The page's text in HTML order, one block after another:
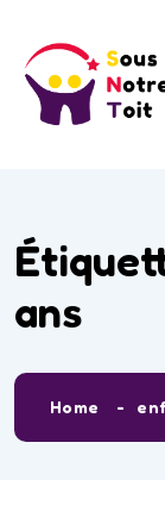
ans
Home